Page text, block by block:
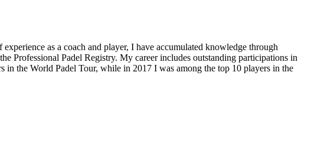
as a coach and player, I have accumulated knowledge through
Professional Padel Registry. My career includes outstanding participations in
the World Padel Tour, while in 2017 I was among the top 10 players in the